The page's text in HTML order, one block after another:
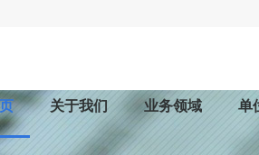
关于我们 业务领域 单